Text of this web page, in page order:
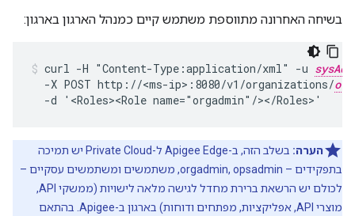
בשיחה האחרונה מתווספת משתמש קיים כמנהל הארגון בארגון:
curl -H "Content-Type:application/xml" -u
  -X POST http://<ms-ip>:8080/v1/organizations/
  -d '<Roles><Role name="orgadmin"/></Roles>'
הערה:
בשלב הזה, ב-Apigee Edge ל-Private Cloud יש תמיכה
בתפקידים – orgadmin, opsadmin, משתמשים ומשתמשים עסקיים –
לכולם יש הרשאת ברירת מחדל לגישה מלאה לישויות (ממשקי API,
מוצרי API, אפליקציות, מפתחים ודוחות) בארגון ב-Apigee. בהתאם